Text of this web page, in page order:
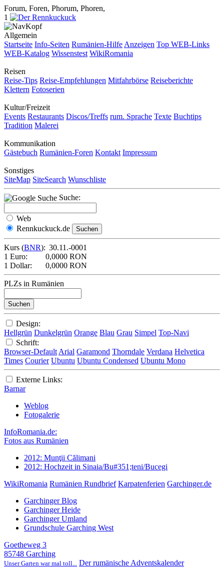
Forum, Foren, Phorum, Phoren,
1
Allgemein
Startseite Info-Seiten Rumänien-Hilfe Anzeigen Top WEB-Links
WEB-Katalog Wissenstest WikiRomania
Reisen
Reise-Tips Reise-Empfehlungen Mitfahrbörse Reiseberichte
Klettern Fotoserien
Kultur/Freizeit
Events Restaurants Discos/Treffs rum. Sprache Texte Buchtips
Tradition Malerei
Kommunikation
Gästebuch Rumänien-Foren Kontakt Impressum
Sonstiges
SiteMap SiteSearch Wunschliste
Suche:
Web
Rennkuckuck.de
Kurs (BNR): 30.11.-0001
1 Euro:
0,0000 RON
1 Dollar:
0,0000 RON
PLZs in Rumänien
Design:
Hellgrün Dunkelgrün Orange Blau Grau Simpel Top-Navi
Schrift:
Browser-Default Arial Garamond Thorndale Verdana Helvetica
Times Courier Ubuntu Ubuntu Condensed Ubuntu Mono
Externe Links:
Barnar
Weblog
Fotogalerie
InfoRomania.de:
Fotos aus Rumänien
2012: Munţii Călimani
2012: Hochzeit in Sinaia/Bu#351;teni/Bucegi
WikiRomania Rumänien Rundbrief Karpatenferien Garchinger.de
Garchinger Blog
Garchinger Heide
Garchinger Umland
Grundschule Garching West
Goetheweg 3
85748 Garching
Unser Garten war mal toll... Der rumänische Adventskalender